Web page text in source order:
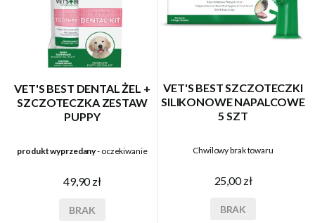
VET'S BEST DENTAL ŻEL +
SZCZOTECZKA ZESTAW
PUPPY
produkt wyprzedany- oczekiwanie
49,90 zł
BRAK
VET'S BEST SZCZOTECZKI
SILIKONOWE NAPALCOWE
5 SZT
Chwilowy brak towaru
25,00 zł
BRAK